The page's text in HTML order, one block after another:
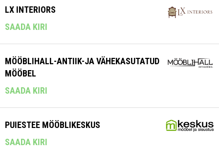
LX INTERIORS
SAADA KIRI
MÖÖBLIHALL-ANTIIK-JA VÄHEKASUTATUD
MÖÖBEL
SAADA KIRI
PUIESTEE MÖÖBLIKESKUS
SAADA KIRI